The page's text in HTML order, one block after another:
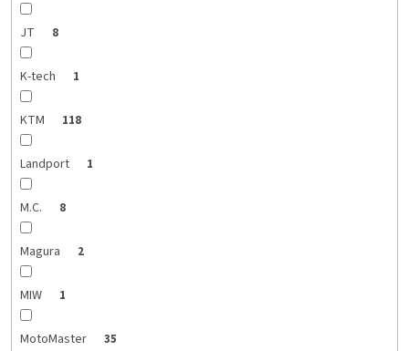
JT 8
K-tech 1
KTM 118
Landport 1
M.C. 8
Magura 2
MIW 1
MotoMaster 35